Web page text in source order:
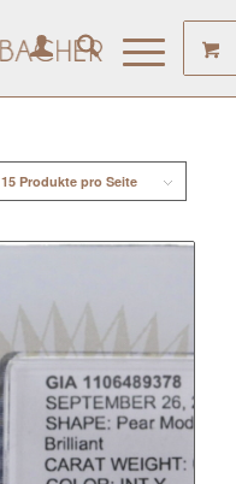
15 Produkte pro Seite